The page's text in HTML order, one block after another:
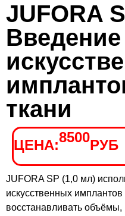
JUFORA
Введение
ткани
ЦЕНА:8500РУБ
JUFORA SP (1,0 мл)
искусственных имплантов
восстанавливать объёмы,